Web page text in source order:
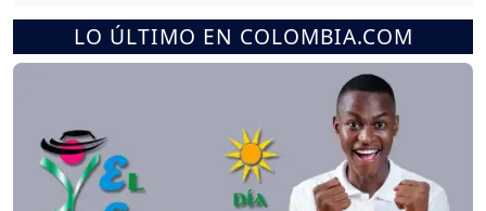
LO ÚLTIMO EN COLOMBIA.COM